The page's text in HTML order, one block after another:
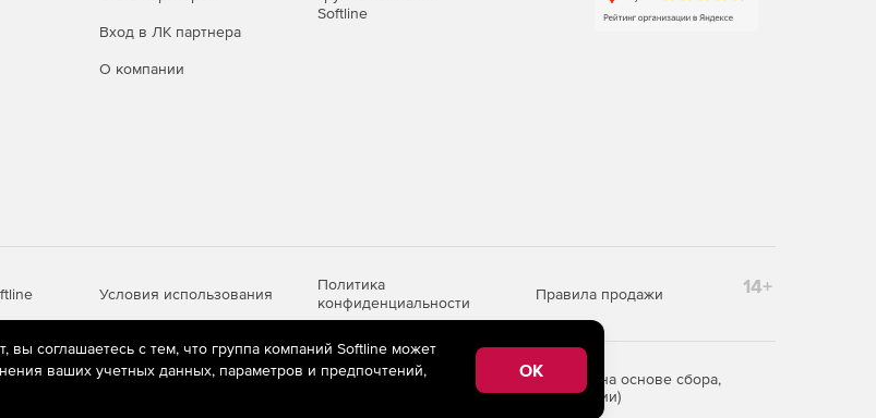
Вход в ЛК партнера
О компании
Softline
Условия использования
Политика
конфиденциальности
Правила продажи 14+
технологии (информационные технологии предоставления информации на основе сбора,
сети «Интернет», находящихся на территории Российской Федерации)
вы соглашаетесь с тем, что группа компаний Softline может
ваших учетных данных, параметров и предпочтений,
OK